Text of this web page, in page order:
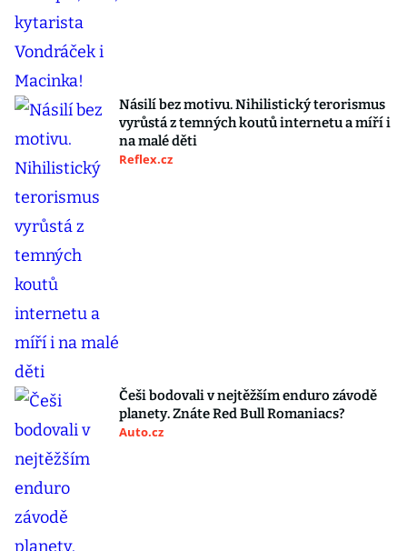
Násilí bez motivu. Nihilistický terorismus
vyrůstá z temných koutů internetu a míří i
na malé děti
Reflex.cz
Češi bodovali v nejtěžším enduro závodě
planety. Znáte Red Bull Romaniacs?
Auto.cz